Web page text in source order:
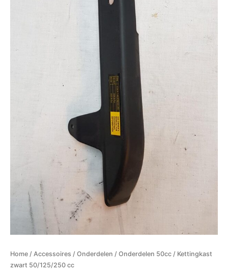
Home / Accessoires / Onderdelen / Onderdelen 50cc / Kettingkast
zwart 50/125/250 cc